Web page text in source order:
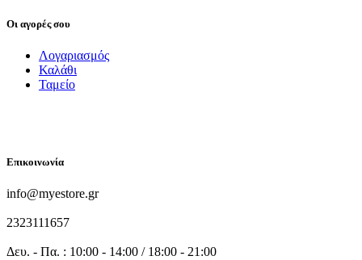
Οι αγορές σου
Λογαριασμός
Καλάθι
Ταμείο
Επικοινωνία
info@myestore.gr
2323111657
Δευ. - Πα. : 10:00 - 14:00 / 18:00 - 21:00